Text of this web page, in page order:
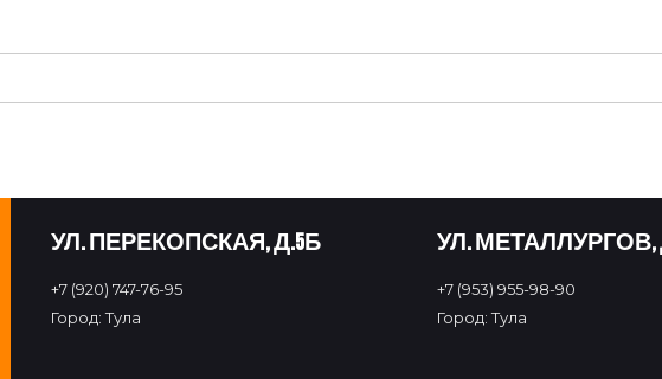
УЛ. ПЕРЕКОПСКАЯ, Д.5Б
+7 (920) 747-76-95
Город: Тула
УЛ. МЕТАЛЛУРГОВ,
+7 (953) 955-98-90
Город: Тула